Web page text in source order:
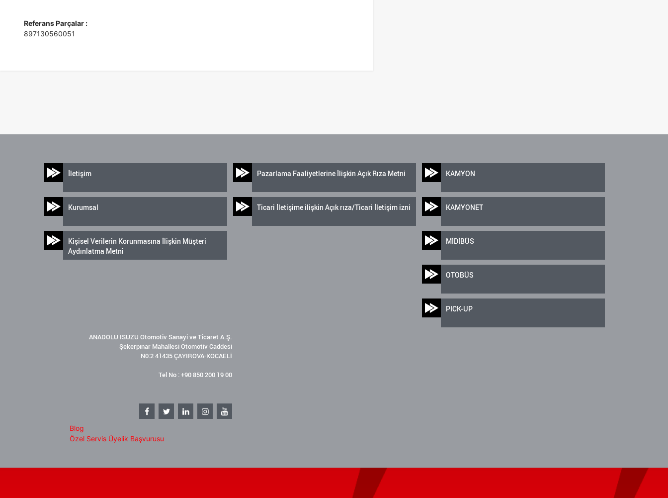
Referans Parçalar :
897130560051
İletişim
Kurumsal
Kişisel Verilerin Korunmasına İlişkin Müşteri
Aydınlatma Metni
Pazarlama Faaliyetlerine İlişkin Açık Rıza Metni
Ticari İletişime ilişkin Açık rıza/Ticari İletişim izni
KAMYON
KAMYONET
MİDİBÜS
OTOBÜS
PICK-UP
ANADOLU ISUZU Otomotiv Sanayi ve Ticaret A.Ş.
Şekerpınar Mahallesi Otomotiv Caddesi
N0:2 41435 ÇAYIROVA-KOCAELİ
Tel No : +90 850 200 19 00
Blog
Özel Servis Üyelik Başvurusu